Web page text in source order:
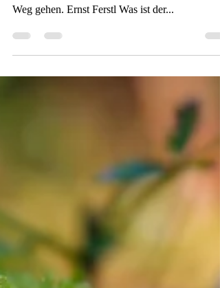
Eine Liebeserklärung
Das Wichtigste auf dem Weg unseres Lebens ist,
dass wir dem Leben und der Liebe nicht aus dem
Weg gehen. Ernst Ferstl Was ist der...